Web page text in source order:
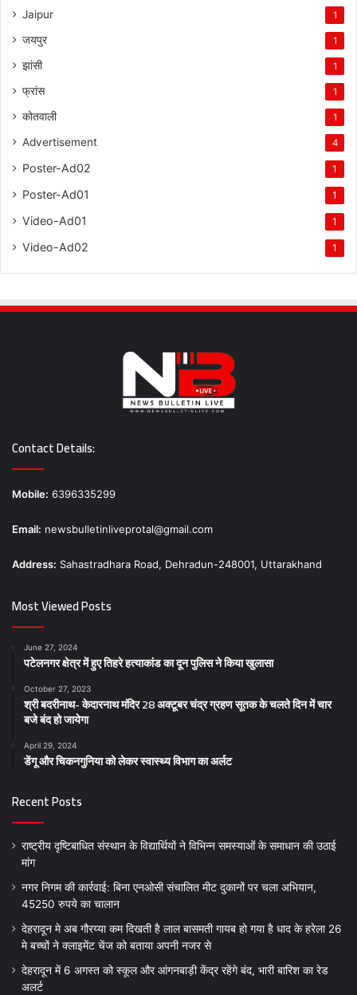
Jaipur 1
जयपुर 1
झांसी 1
फ्रांस 1
कोतवाली 1
Advertisement 4
Poster-Ad02 1
Poster-Ad01 1
Video-Ad01 1
Video-Ad02 1
Contact Details:
Mobile: 6396335299
Email: newsbulletinliveprotal@gmail.com
Address: Sahastradhara Road, Dehradun-248001, Uttarakhand
Most Viewed Posts
June 27, 2024
पटेलनगर क्षेत्र में हुए तिहरे हत्याकांड का दून पुलिस ने किया खुलासा
October 27, 2023
श्री बदरीनाथ- केदारनाथ मंदिर 28 अक्टूबर चंद्र ग्रहण सूतक के चलते दिन में चार
बजे बंद हो जायेगा
April 29, 2024
डेंगू और चिकनगुनिया को लेकर स्वास्थ्य विभाग का अर्लट
Recent Posts
राष्ट्रीय दृष्टिबाधित संस्थान के विद्यार्थियों ने विभिन्न समस्याओं के समाधान की उठाई
मांग
नगर निगम की कार्रवाई: बिना एनओसी संचालित मीट दुकानों पर चला अभियान,
45250 रुपये का चालान
देहरादून मे अब गौरय्या कम दिखती है लाल बासमती गायब हो गया है धाद के हरेला 26
मे बच्चों ने क्लाइमेंट चेंज को बताया अपनी नजर से
देहरादून में 6 अगस्त को स्कूल और आंगनबाड़ी केंद्र रहेंगे बंद, भारी बारिश का रेड
अलर्ट